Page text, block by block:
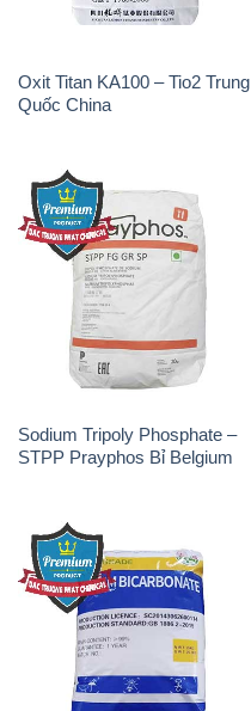
Oxit Titan KA100 – Tio2 Trung
Quốc China
Sodium Tripoly Phosphate –
STPP Prayphos Bỉ Belgium